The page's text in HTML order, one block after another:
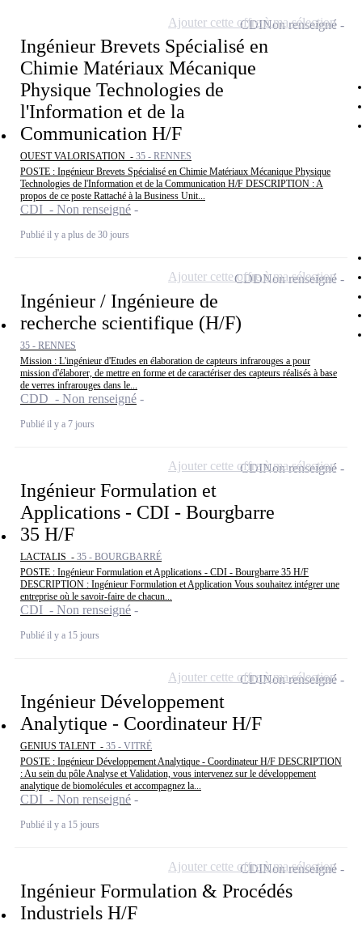
Ingénieur Brevets Spécialisé en
Chimie Matériaux Mécanique
Physique Technologies de
l'Information et de la
Communication H/F
OUEST VALORISATION - 35 - RENNES
POSTE : Ingénieur Brevets Spécialisé en Chimie Matériaux Mécanique Physique
Technologies de l'Information et de la Communication H/F DESCRIPTION : A
propos de ce poste Rattaché à la Business Unit...
CDI - Non renseigné
Publié il y a plus de 30 jours
CDINon renseigné
Ajouter cette offre à ma sélection
Ingénieur / Ingénieure de
recherche scientifique (H/F)
35 - RENNES
Mission : L'ingénieur d'Etudes en élaboration de capteurs infrarouges a pour
mission d'élaborer, de mettre en forme et de caractériser des capteurs réalisés à base
de verres infrarouges dans le...
CDD - Non renseigné
Publié il y a 7 jours
CDDNon renseigné
Ajouter cette offre à ma sélection
Ingénieur Formulation et
Applications - CDI - Bourgbarre
35 H/F
LACTALIS - 35 - BOURGBARRÉ
POSTE : Ingénieur Formulation et Applications - CDI - Bourgbarre 35 H/F
DESCRIPTION : Ingénieur Formulation et Application Vous souhaitez intégrer une
entreprise où le savoir-faire de chacun...
CDI - Non renseigné
Publié il y a 15 jours
CDINon renseigné
Ajouter cette offre à ma sélection
Ingénieur Développement
Analytique - Coordinateur H/F
GENIUS TALENT - 35 - VITRÉ
POSTE : Ingénieur Développement Analytique - Coordinateur H/F DESCRIPTION
: Au sein du pôle Analyse et Validation, vous intervenez sur le développement
analytique de biomolécules et accompagnez la...
CDI - Non renseigné
Publié il y a 15 jours
CDINon renseigné
Ajouter cette offre à ma sélection
Ingénieur Formulation & Procédés
Industriels H/F
CDINon renseigné
Ajouter cette offre à ma sélection